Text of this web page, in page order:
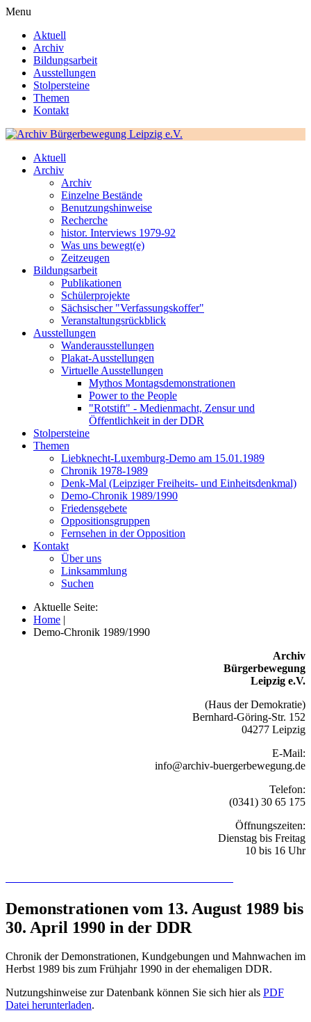
Menu
Aktuell
Archiv
Bildungsarbeit
Ausstellungen
Stolpersteine
Themen
Kontakt
Aktuell
Archiv
Archiv
Einzelne Bestände
Benutzungshinweise
Recherche
histor. Interviews 1979-92
Was uns bewegt(e)
Zeitzeugen
Bildungsarbeit
Publikationen
Schülerprojekte
Sächsischer "Verfassungskoffer"
Veranstaltungsrückblick
Ausstellungen
Wanderausstellungen
Plakat-Ausstellungen
Virtuelle Ausstellungen
Mythos Montagsdemonstrationen
Power to the People
"Rotstift" - Medienmacht, Zensur und
Öffentlichkeit in der DDR
Stolpersteine
Themen
Liebknecht-Luxemburg-Demo am 15.01.1989
Chronik 1978-1989
Denk-Mal (Leipziger Freiheits- und Einheitsdenkmal)
Demo-Chronik 1989/1990
Friedensgebete
Oppositionsgruppen
Fernsehen in der Opposition
Kontakt
Über uns
Linksammlung
Suchen
Aktuelle Seite:
Home |
Demo-Chronik 1989/1990
Archiv
Bürgerbewegung
Leipzig e.V.
(Haus der Demokratie)
Bernhard-Göring-Str. 152
04277 Leipzig
E-Mail:
info@archiv-buergerbewegung.de
Telefon:
(0341) 30 65 175
Öffnungszeiten:
Dienstag bis Freitag
10 bis 16 Uhr
Demonstrationen vom 13. August 1989 bis
30. April 1990 in der DDR
Chronik der Demonstrationen, Kundgebungen und Mahnwachen im
Herbst 1989 bis zum Frühjahr 1990 in der ehemaligen DDR.
Nutzungshinweise zur Datenbank können Sie sich hier als PDF
Datei herunterladen.